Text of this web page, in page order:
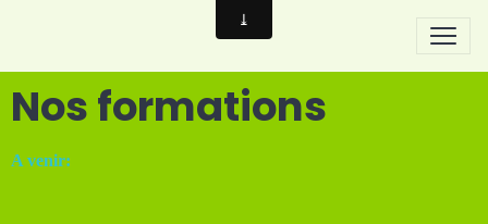
Nos formations
A venir: